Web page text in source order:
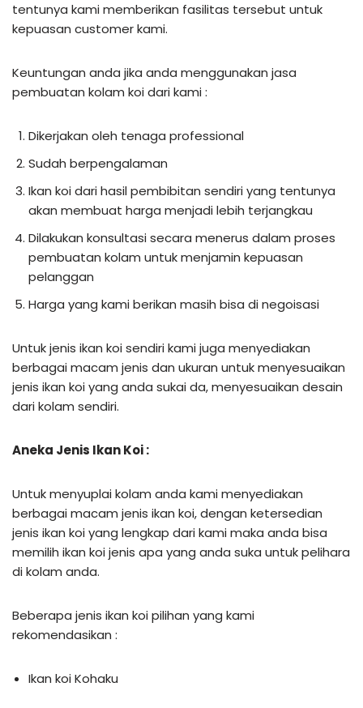
tentunya kami memberikan fasilitas tersebut untuk
kepuasan customer kami.
Keuntungan anda jika anda menggunakan jasa
pembuatan kolam koi dari kami :
Dikerjakan oleh tenaga professional
Sudah berpengalaman
Ikan koi dari hasil pembibitan sendiri yang tentunya
akan membuat harga menjadi lebih terjangkau
Dilakukan konsultasi secara menerus dalam proses
pembuatan kolam untuk menjamin kepuasan
pelanggan
Harga yang kami berikan masih bisa di negoisasi
Untuk jenis ikan koi sendiri kami juga menyediakan
berbagai macam jenis dan ukuran untuk menyesuaikan
jenis ikan koi yang anda sukai da, menyesuaikan desain
dari kolam sendiri.
Aneka Jenis Ikan Koi :
Untuk menyuplai kolam anda kami menyediakan
berbagai macam jenis ikan koi, dengan ketersedian
jenis ikan koi yang lengkap dari kami maka anda bisa
memilih ikan koi jenis apa yang anda suka untuk pelihara
di kolam anda.
Beberapa jenis ikan koi pilihan yang kami
rekomendasikan :
Ikan koi Kohaku